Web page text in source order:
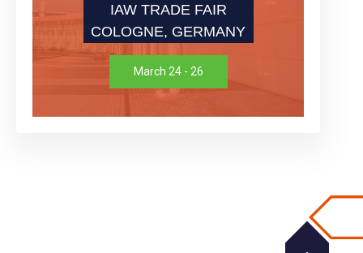
IAW TRADE FAIR
COLOGNE, GERMANY
March 24 - 26